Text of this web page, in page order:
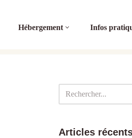
Hébergement Infos
Articles